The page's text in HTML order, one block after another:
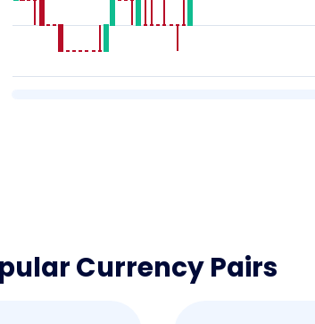
Currency Pairs